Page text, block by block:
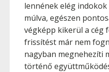
lennének elég indokok
múlva, egészen
végképp kikerül a cég
frissítést már nem
nagyban megnehezíti
történő